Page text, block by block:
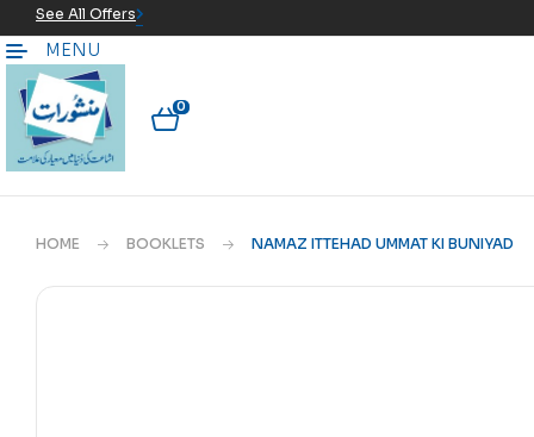
See All Offers
MENU
0
HOME BOOKLETS NAMAZ ITTEHAD UMMAT KI BUNIYAD